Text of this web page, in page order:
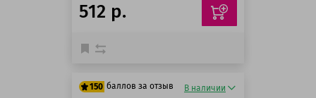
512 р.
150 баллов за отзыв В наличии